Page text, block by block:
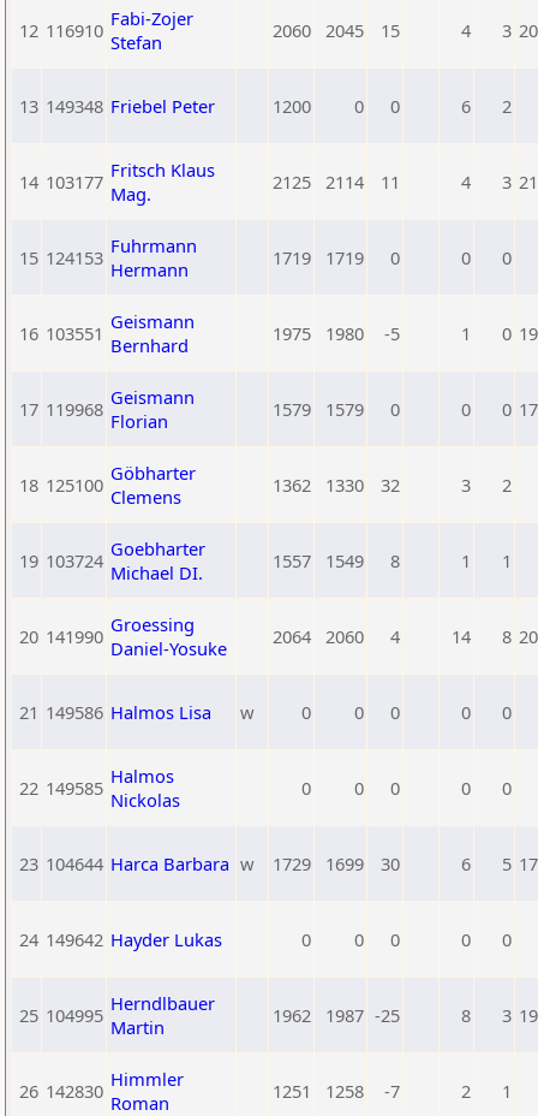
12 116910 Fabi-Zojer
Stefan
2060 2045 15 4 3
13 149348 Friebel Peter 1200 0 0 6 2
14 103177 Fritsch Klaus
Mag.
2125 2114 11 4 3
15 124153 Fuhrmann
Hermann
1719 1719 0 0 0
16 103551 Geismann
Bernhard
1975 1980 -5 1 0
17 119968 Geismann
Florian
1579 1579 0 0 0
18 125100 Göbharter
Clemens
1362 1330 32 3 2
19 103724 Goebharter
Michael DI.
1557 1549 8 1 1
20 141990 Groessing
Daniel-Yosuke
2064 2060 4 14 8
21 149586 Halmos Lisa w 0 0 0 0 0
22 149585 Halmos
Nickolas
0 0 0 0 0
23 104644 Harca Barbara w 1729 1699 30 6 5
24 149642 Hayder Lukas 0 0 0 0 0
25 104995 Herndlbauer
Martin
1962 1987 -25 8 3
26 142830 Himmler
Roman
1251 1258 -7 2 1